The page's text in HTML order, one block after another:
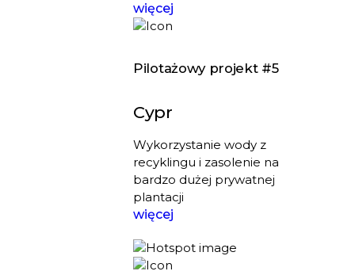
więcej
Pilotażowy projekt #5
Cypr
Wykorzystanie wody z
recyklingu i zasolenie na
bardzo dużej prywatnej
plantacji
więcej